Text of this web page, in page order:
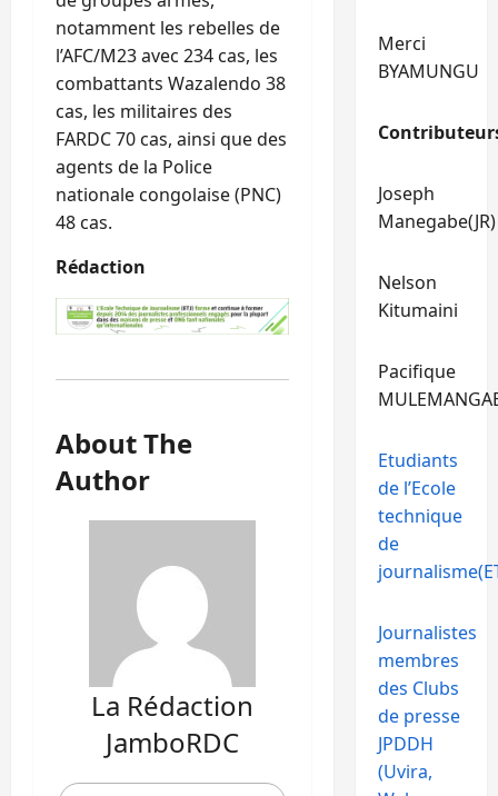
notamment les rebelles de
l’AFC/M23 avec 234 cas, les
combattants Wazalendo 38
cas, les militaires des
FARDC 70 cas, ainsi que des
agents de la Police
nationale congolaise (PNC)
48 cas.
Rédaction
About The
Author
La Rédaction
JamboRDC
Merci
BYAMUNGU
Joseph
Manegabe(JR)
Nelson
Kitumaini
Pacifique
Etudiants
de l’Ecole
technique
de
Journalistes
membres
des Clubs
de presse
JPDDH
(Uvira,